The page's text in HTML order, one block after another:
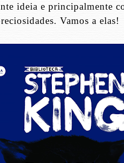
ideia e principalmente
Vamos a elas!